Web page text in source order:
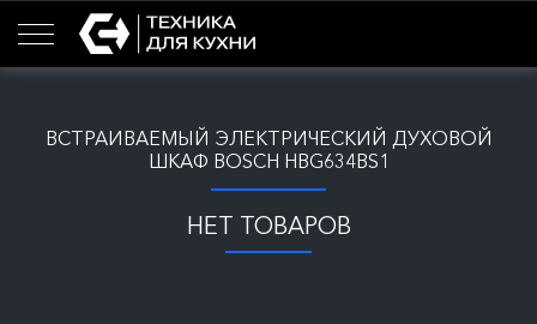
ВСТРАИВАЕМЫЙ ЭЛЕКТРИЧЕСКИЙ ДУХОВОЙ
ШКАФ BOSCH HBG634BS1
НЕТ ТОВАРОВ